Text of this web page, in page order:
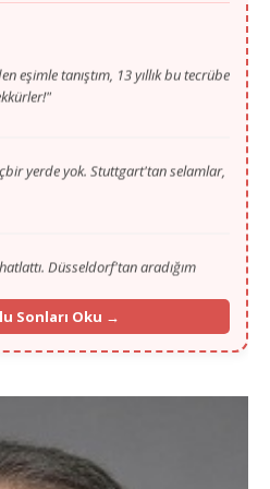
yerde yok. Stuttgart'tan selamlar,
Düsseldorf'tan aradığım
Murat Bey'in ilgisi ve portalı
mutluyuz!"
Sonları Oku →